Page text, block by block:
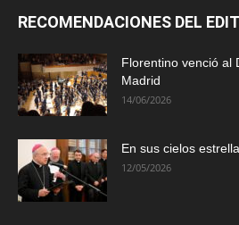
RECOMENDACIONES DEL
Florentino venció al
Madrid
14/06/2026
En sus cielos
12/05/2026